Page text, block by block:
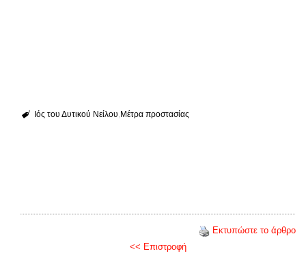
Ιός του Δυτικού Νείλου Μέτρα προστασίας
Εκτυπώστε το άρθρο
<< Επιστροφή